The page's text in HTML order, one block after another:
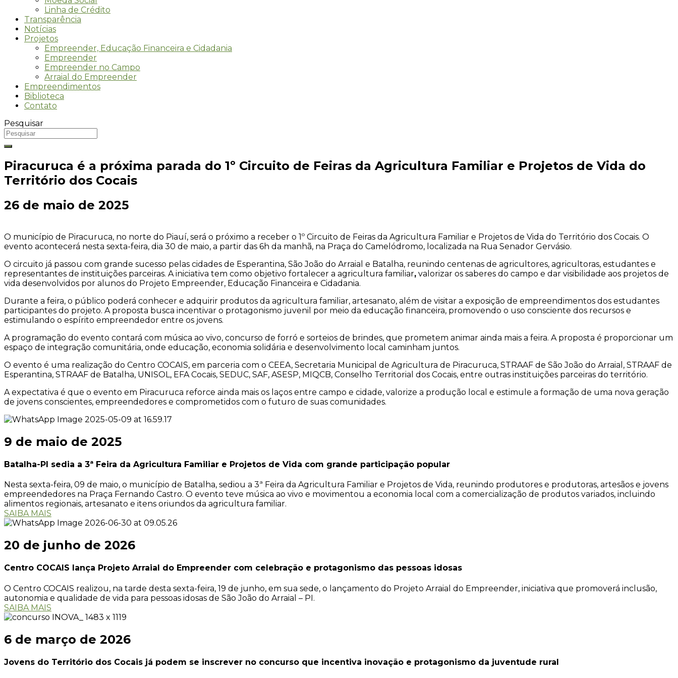
Linha de Crédito
Transparência
Notícias
Projetos
Empreender, Educação Financeira e Cidadania
Empreender
Empreender no Campo
Arraial do Empreender
Empreendimentos
Biblioteca
Contato
Pesquisar
Piracuruca é a próxima parada do 1º Circuito de Feiras da Agricultura Familiar e Projetos de Vida do
Território dos Cocais
26 de maio de 2025
O município de Piracuruca, no norte do Piauí, será o próximo a receber o 1º Circuito de Feiras da Agricultura Familiar e Projetos de Vida do Território dos Cocais. O
evento acontecerá nesta sexta-feira, dia 30 de maio, a partir das 6h da manhã, na Praça do Camelódromo, localizada na Rua Senador Gervásio.
O circuito já passou com grande sucesso pelas cidades de Esperantina, São João do Arraial e Batalha, reunindo centenas de agricultores, agricultoras, estudantes e
representantes de instituições parceiras. A iniciativa tem como objetivo fortalecer a agricultura familiar, valorizar os saberes do campo e dar visibilidade aos projetos de
vida desenvolvidos por alunos do Projeto Empreender, Educação Financeira e Cidadania.
Durante a feira, o público poderá conhecer e adquirir produtos da agricultura familiar, artesanato, além de visitar a exposição de empreendimentos dos estudantes
participantes do projeto. A proposta busca incentivar o protagonismo juvenil por meio da educação financeira, promovendo o uso consciente dos recursos e
estimulando o espírito empreendedor entre os jovens.
A programação do evento contará com música ao vivo, concurso de forró e sorteios de brindes, que prometem animar ainda mais a feira. A proposta é proporcionar um
espaço de integração comunitária, onde educação, economia solidária e desenvolvimento local caminham juntos.
O evento é uma realização do Centro COCAIS, em parceria com o CEEA, Secretaria Municipal de Agricultura de Piracuruca, STRAAF de São João do Arraial, STRAAF de
Esperantina, STRAAF de Batalha, UNISOL, EFA Cocais, SEDUC, SAF, ASESP, MIQCB, Conselho Territorial dos Cocais, entre outras instituições parceiras do território.
A expectativa é que o evento em Piracuruca reforce ainda mais os laços entre campo e cidade, valorize a produção local e estimule a formação de uma nova geração
de jovens conscientes, empreendedores e comprometidos com o futuro de suas comunidades.
9 de maio de 2025
Batalha-PI sedia a 3ª Feira da Agricultura Familiar e Projetos de Vida com grande participação popular
Nesta sexta-feira, 09 de maio, o município de Batalha, sediou a 3ª Feira da Agricultura Familiar e Projetos de Vida, reunindo produtores e produtoras, artesãos e jovens
empreendedores na Praça Fernando Castro. O evento teve música ao vivo e movimentou a economia local com a comercialização de produtos variados, incluindo
alimentos regionais, artesanato e itens oriundos da agricultura familiar.
SAIBA MAIS
20 de junho de 2026
Centro COCAIS lança Projeto Arraial do Empreender com celebração e protagonismo das pessoas idosas
O Centro COCAIS realizou, na tarde desta sexta-feira, 19 de junho, em sua sede, o lançamento do Projeto Arraial do Empreender, iniciativa que promoverá inclusão,
autonomia e qualidade de vida para pessoas idosas de São João do Arraial – PI.
SAIBA MAIS
6 de março de 2026
Jovens do Território dos Cocais já podem se inscrever no concurso que incentiva inovação e protagonismo da juventude rural